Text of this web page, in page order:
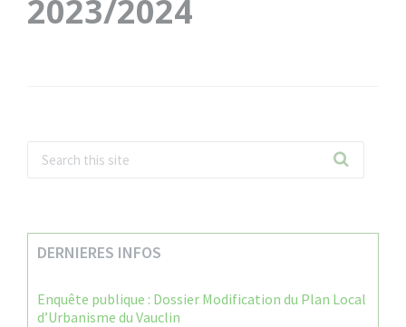
2023/2024
DERNIERES INFOS
Enquête publique : Dossier Modification du Plan Local
d’Urbanisme du Vauclin